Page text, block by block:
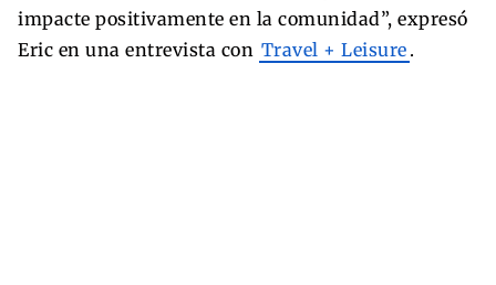
impacte positivamente en la comunidad”, expresó
Eric en una entrevista con Travel + Leisure .